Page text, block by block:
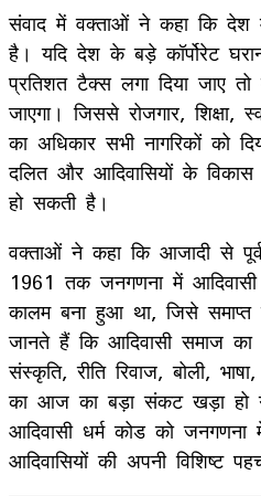
संवाद में वक्ताओं ने कहा कि देश
है। यदि देश के बड़े कॉर्पोरेट
प्रतिशत टैक्स लगा दिया जाए
जाएगा। जिससे रोजगार, शिक्षा,
का अधिकार सभी नागरिकों को
दलित और आदिवासियों के
हो सकती है।
वक्ताओं ने कहा कि आजादी से
1961 तक जनगणना में
कालम बना हुआ था, जिसे समाप्त
जानते हैं कि आदिवासी समाज का
संस्कृति, रीति रिवाज, बोली,
का आज का बड़ा संकट खड़ा हो
आदिवासी धर्म कोड को जनगणना
आदिवासियों की अपनी विशिष्ट